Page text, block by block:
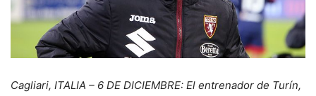
Cagliari, ITALIA – 6 DE DICIEMBRE: El entrenador de Turín,